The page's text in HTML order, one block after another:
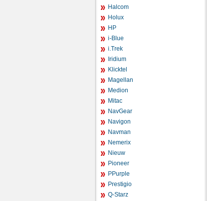
Halcom
Holux
HP
i-Blue
i.Trek
Iridium
Klicktel
Magellan
Medion
Mitac
NavGear
Navigon
Navman
Nemerix
Nieuw
Pioneer
PPurple
Prestigio
Q-Starz